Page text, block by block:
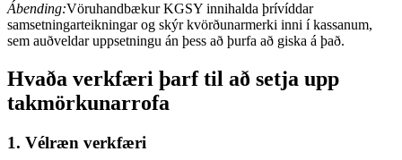
Ábending:Vöruhandbækur KGSY innihalda þrívíddar
samsetningarteikningar og skýr kvörðunarmerki inni í kassanum,
sem auðveldar uppsetningu án þess að þurfa að giska á það.
Hvaða verkfæri þarf til að setja upp
takmörkunarrofa
1. Vélræn verkfæri